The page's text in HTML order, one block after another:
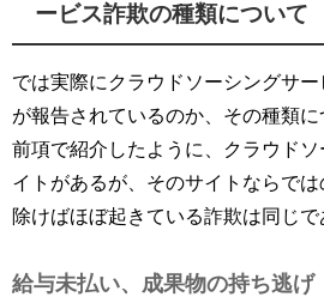
ービス詐欺の種類について
では実際にクラウドソーシングサ
が報告されているのか、その種類に
前項で紹介したように、クラウド
イトがあるが、そのサイトならで
除けばほぼ起きている詐欺は同じで
給与未払い、成果物の持ち逃げ